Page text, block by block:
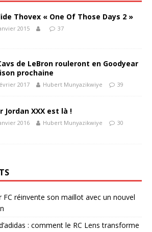
Thovex « One Of Those Days 2 »
2015 37
de LeBron rouleront en Goodyear
prochaine
2017 Hubert Munyazikwiye 39
Jordan XXX est là !
2016 Hubert Munyazikwiye 30
FC réinvente son maillot avec un nouvel
: comment le RC Lens transforme